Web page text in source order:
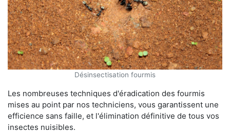
Désinsectisation fourmis
Les nombreuses techniques d'éradication des fourmis
mises au point par nos techniciens, vous garantissent une
efficience sans faille, et l'élimination définitive de tous vos
insectes nuisibles.